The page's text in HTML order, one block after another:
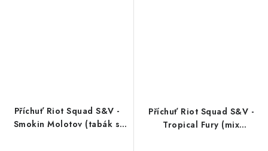
Příchuť Riot Squad S&V -
Smokin Molotov (tabák s
Příchuť Riot Squad S&V -
Tropical Fury (mix